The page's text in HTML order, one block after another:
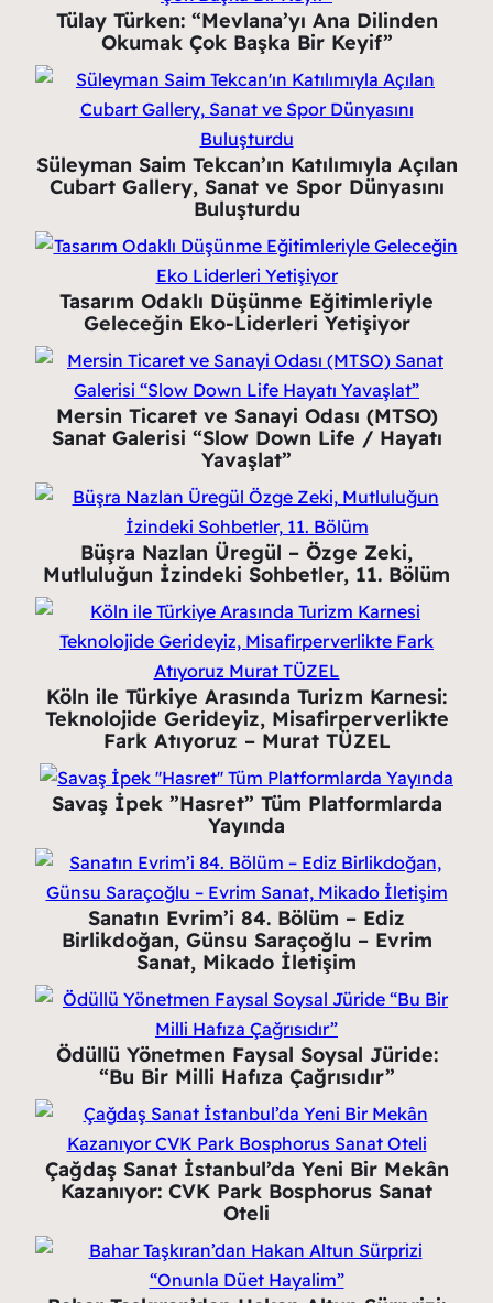
Tülay Türken: “Mevlana’yı Ana Dilinden
Okumak Çok Başka Bir Keyif”
Süleyman Saim Tekcan’ın Katılımıyla Açılan
Cubart Gallery, Sanat ve Spor Dünyasını
Buluşturdu
Tasarım Odaklı Düşünme Eğitimleriyle
Geleceğin Eko-Liderleri Yetişiyor
Mersin Ticaret ve Sanayi Odası (MTSO)
Sanat Galerisi “Slow Down Life / Hayatı
Yavaşlat”
Büşra Nazlan Üregül – Özge Zeki,
Mutluluğun İzindeki Sohbetler, 11. Bölüm
Köln ile Türkiye Arasında Turizm Karnesi:
Teknolojide Gerideyiz, Misafirperverlikte
Fark Atıyoruz – Murat TÜZEL
Savaş İpek ”Hasret” Tüm Platformlarda
Yayında
Sanatın Evrim’i 84. Bölüm – Ediz
Birlikdoğan, Günsu Saraçoğlu – Evrim
Sanat, Mikado İletişim
Ödüllü Yönetmen Faysal Soysal Jüride:
“Bu Bir Milli Hafıza Çağrısıdır”
Çağdaş Sanat İstanbul’da Yeni Bir Mekân
Kazanıyor: CVK Park Bosphorus Sanat
Oteli